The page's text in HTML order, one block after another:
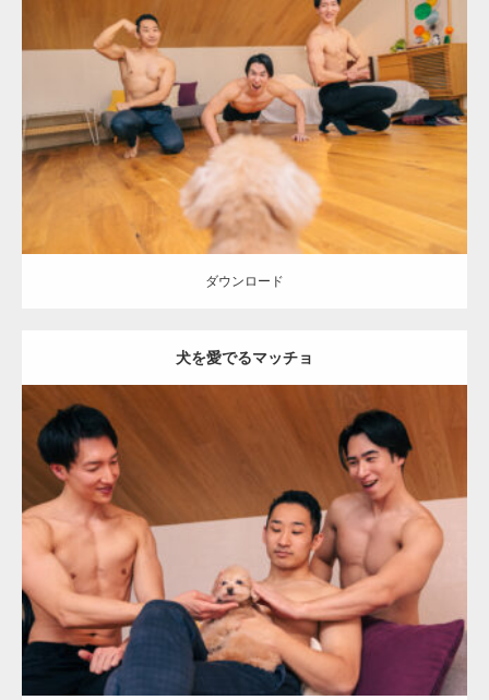
ワンちゃん(犬)とマッチョ オレンジの人 AKIHITO(細マッ
チョ)
SOSUKE 外資系筋肉
ダウンロード
ダウンロード
犬を愛でるマッチョ
Category: ワンちゃん(犬)とマッチョ オレンジの人
AKIHITO(細マッ
外資系筋肉
ダウンロード